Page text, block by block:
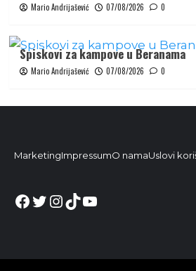
Mario Andrijašević 07/08/2026 0
Spiskovi za kampove u Beranama
Mario Andrijašević 07/08/2026 0
MarketingImpressumO namaUslovi
Facebook
Twitter
Instagram
TikTok
YouTube